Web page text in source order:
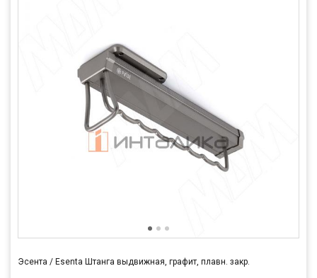
Эсента / Esenta Штанга выдвижная, графит, плавн. закр.